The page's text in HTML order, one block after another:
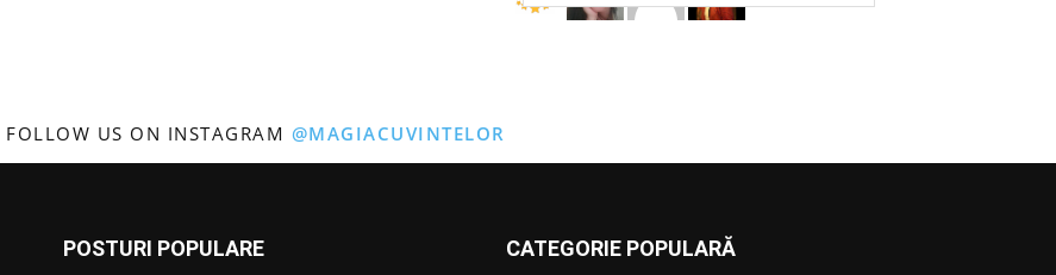
FOLLOW US ON INSTAGRAM @MAGIACUVINTELOR
POSTURI POPULARE CATEGORIE POPULARĂ